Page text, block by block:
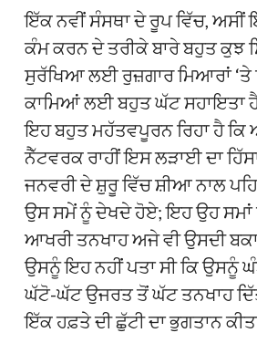
ਇੱਕ ਨਵੀਂ ਸੰਸਥਾ ਦੇ ਰੂਪ ਵਿੱਚ,
ਕੰਮ ਕਰਨ ਦੇ ਤਰੀਕੇ ਬਾਰੇ ਬਹੁਤ ਕੁਝ
ਸੁਰੱਖਿਆ ਲਈ ਰੁਜ਼ਗਾਰ ਮਿਆਰਾਂ ‘ਤੇ
ਕਾਮਿਆਂ ਲਈ ਬਹੁਤ ਘੱਟ ਸਹਾਇਤਾ
ਇਹ ਬਹੁਤ ਮਹੱਤਵਪੂਰਨ ਰਿਹਾ ਹੈ
ਨੈੱਟਵਰਕ ਰਾਹੀਂ ਇਸ ਲੜਾਈ ਦਾ
ਜਨਵਰੀ ਦੇ ਸ਼ੁਰੂ ਵਿੱਚ ਸ਼ੀਆ ਨਾਲ
ਉਸ ਸਮੇਂ ਨੂੰ ਦੇਖਦੇ ਹੋਏ; ਇਹ ਉਹ ਸਮਾਂ
ਆਖਰੀ ਤਨਖਾਹ ਅਜੇ ਵੀ ਉਸਦੀ
ਉਸਨੂੰ ਇਹ ਨਹੀਂ ਪਤਾ ਸੀ ਕਿ ਉਸਨੂੰ
ਘੱਟੋ-ਘੱਟ ਉਜਰਤ ਤੋਂ ਘੱਟ ਤਨਖਾਹ
ਇੱਕ ਹਫ਼ਤੇ ਦੀ ਛੁੱਟੀ ਦਾ ਭੁਗਤਾਨ ਕੀਤਾ